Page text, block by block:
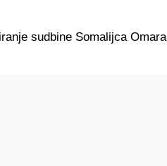
sudbine Somalijca Omara